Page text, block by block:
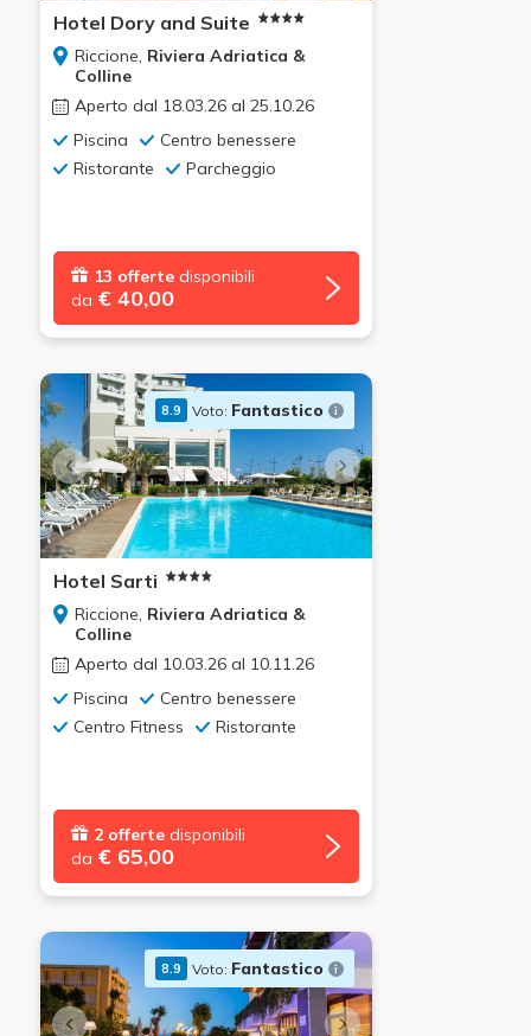
Hotel Dory and Suite
Riccione, Riviera Adriatica &
Colline
Aperto dal 18.03.26 al 25.10.26
Piscina
Centro benessere
Ristorante
Parcheggio
13 offerte disponibili
da € 40,00
8.9 Voto: Fantastico
Hotel Sarti
Riccione, Riviera Adriatica &
Colline
Aperto dal 10.03.26 al 10.11.26
Piscina
Centro benessere
Centro Fitness
Ristorante
2 offerte disponibili
da € 65,00
8.9 Voto: Fantastico